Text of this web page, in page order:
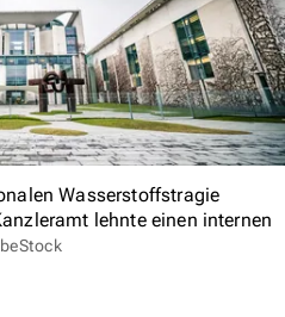
Wasserstoffstragie
lehnte einen internen